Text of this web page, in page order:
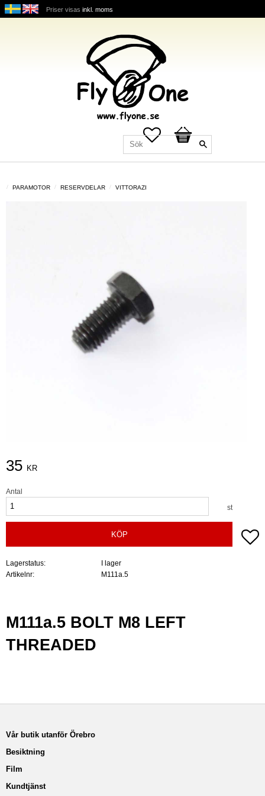
Priser visas inkl. moms
Favoriter
Kundvagn
PARAMOTOR RESERVDELAR VITTORAZI
35 KR
Antal
st
KÖP
Lagerstatus
I lager
Artikelnr
M111a.5
M111a.5 BOLT M8 LEFT
THREADED
Vår butik utanför Örebro
Besiktning
Film
Kundtjänst